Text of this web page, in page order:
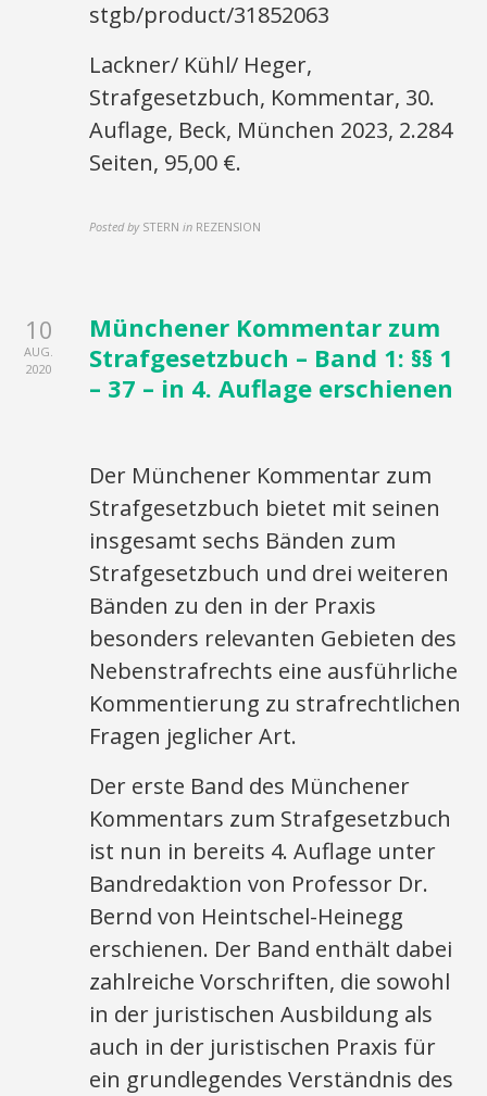
stgb/product/31852063
Lackner/ Kühl/ Heger,
Strafgesetzbuch, Kommentar, 30.
Auflage, Beck, München 2023, 2.284
Seiten, 95,00 €.
Posted by STERN in REZENSION
10
AUG.
2020
Münchener Kommentar zum
Strafgesetzbuch – Band 1: §§ 1
– 37 – in 4. Auflage erschienen
Der Münchener Kommentar zum
Strafgesetzbuch bietet mit seinen
insgesamt sechs Bänden zum
Strafgesetzbuch und drei weiteren
Bänden zu den in der Praxis
besonders relevanten Gebieten des
Nebenstrafrechts eine ausführliche
Kommentierung zu strafrechtlichen
Fragen jeglicher Art.
Der erste Band des Münchener
Kommentars zum Strafgesetzbuch
ist nun in bereits 4. Auflage unter
Bandredaktion von Professor Dr.
Bernd von Heintschel-Heinegg
erschienen. Der Band enthält dabei
zahlreiche Vorschriften, die sowohl
in der juristischen Ausbildung als
auch in der juristischen Praxis für
ein grundlegendes Verständnis des